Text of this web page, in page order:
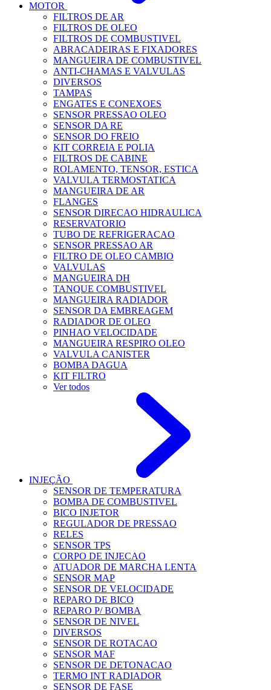
MOTOR
FILTROS DE AR
FILTROS DE OLEO
FILTROS DE COMBUSTIVEL
ABRACADEIRAS E FIXADORES
MANGUEIRA DE COMBUSTIVEL
ANTI-CHAMAS E VALVULAS
DIVERSOS
TAMPAS
ENGATES E CONEXOES
SENSOR PRESSAO OLEO
SENSOR DA RE
SENSOR DO FREIO
KIT CORREIA E POLIA
FILTROS DE CABINE
ROLAMENTO, TENSOR, ESTICA
VALVULA TERMOSTATICA
MANGUEIRA DE AR
FLANGES
SENSOR DIRECAO HIDRAULICA
RESERVATORIO
TUBO DE REFRIGERACAO
SENSOR PRESSAO AR
FILTRO DE OLEO CAMBIO
VALVULAS
MANGUEIRA DH
TANQUE COMBUSTIVEL
MANGUEIRA RADIADOR
SENSOR DA EMBREAGEM
RADIADOR DE OLEO
PINHAO VELOCIDADE
MANGUEIRA RESPIRO OLEO
VALVULA CANISTER
BOMBA DAGUA
KIT FILTRO
Ver todos
INJEÇÃO
SENSOR DE TEMPERATURA
BOMBA DE COMBUSTIVEL
BICO INJETOR
REGULADOR DE PRESSAO
RELES
SENSOR TPS
CORPO DE INJECAO
ATUADOR DE MARCHA LENTA
SENSOR MAP
SENSOR DE VELOCIDADE
REPARO DE BICO
REPARO P/ BOMBA
SENSOR DE NIVEL
DIVERSOS
SENSOR DE ROTACAO
SENSOR MAF
SENSOR DE DETONACAO
TERMO INT RADIADOR
SENSOR DE FASE